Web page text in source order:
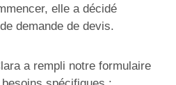
elle a décidé
demande de devis.
a rempli notre formulaire